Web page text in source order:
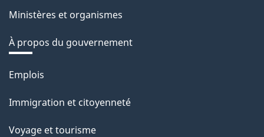
Ministères et organismes
À propos du gouvernement
Thèmes
sujets
Emplois
Immigration et citoyenneté
Voyage et tourisme